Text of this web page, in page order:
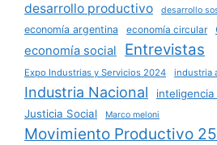
desarrollo productivo desarrollo
economía argentina economía circular
economía social Entrevistas
Expo Industrias y Servicios 2024 industria
Industria Nacional
Justicia Social Marco meloni
Movimiento Productivo